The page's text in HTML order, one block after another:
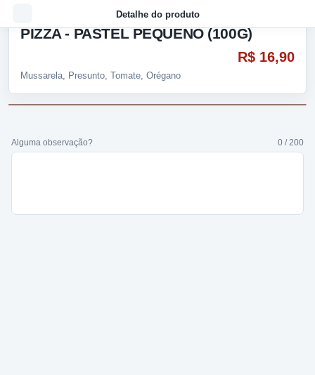
Detalhe do produto
PIZZA - PASTEL PEQUENO (100G)
Mussarela, Presunto, Tomate, Orégano
R$ 16,90
Alguma observação? 0 / 200